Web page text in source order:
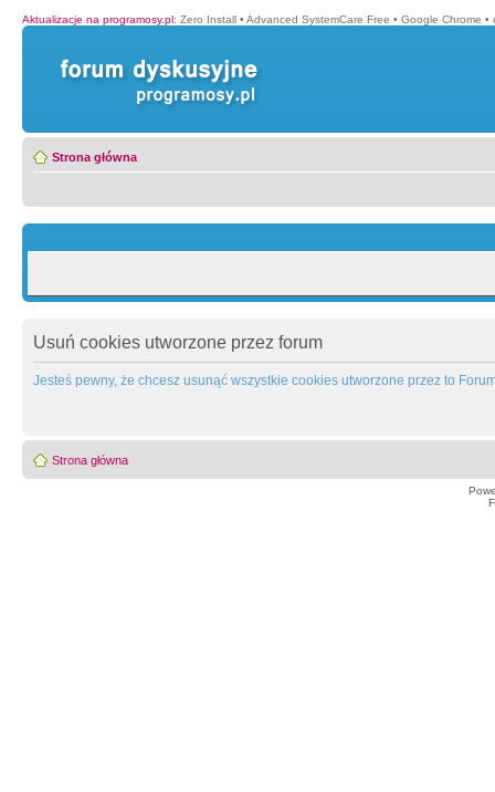
Aktualizacje na programosy.pl: Zero Install • Advanced SystemCare Free • Google Chrome •
Strona główna
Usuń cookies utworzone przez forum
Jesteś pewny, że chcesz usunąć wszystkie cookies utworzone przez to
Strona główna